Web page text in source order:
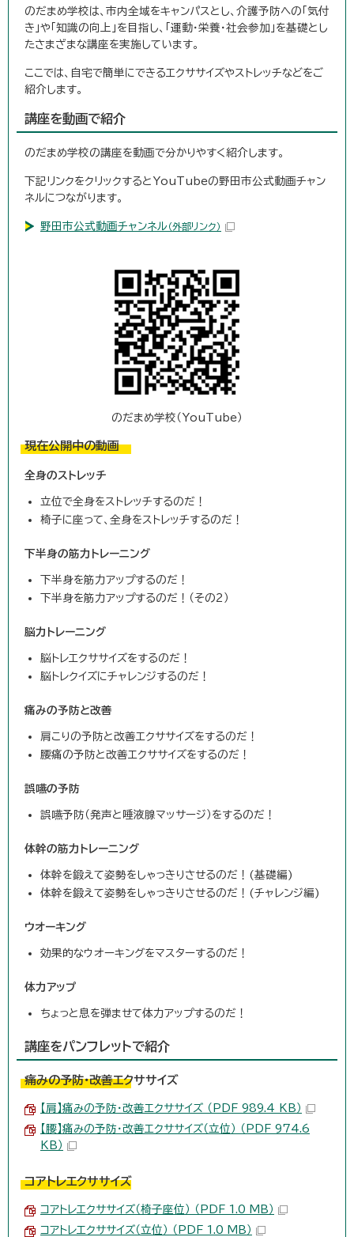
のだまめ学校は、市内全域をキャンパスとし、介護予防への「気付
き」や「知識の向上」を目指し、「運動・栄養・社会参加」を基礎とし
たさまざまな講座を実施しています。
ここでは、自宅で簡単にできるエクササイズやストレッチなどをご
紹介します。
講座を動画で紹介
のだまめ学校の講座を動画で分かりやすく紹介します。
下記リンクをクリックするとYouTubeの野田市公式動画チャン
ネルにつながります。
野田市公式動画チャンネル （外部リンク）
のだまめ学校（YouTube）
現在公開中の動画
全身のストレッチ
立位で全身をストレッチするのだ！
椅子に座って、全身をストレッチするのだ！
下半身の筋力トレーニング
下半身を筋力アップするのだ！
下半身を筋力アップするのだ！（その2）
脳力トレーニング
脳トレエクササイズをするのだ！
脳トレクイズにチャレンジするのだ！
痛みの予防と改善
肩こりの予防と改善エクササイズをするのだ！
腰痛の予防と改善エクササイズをするのだ！
誤嚥の予防
誤嚥予防（発声と唾液腺マッサージ）をするのだ！
体幹の筋力トレーニング
体幹を鍛えて姿勢をしゃっきりさせるのだ！(基礎編)
体幹を鍛えて姿勢をしゃっきりさせるのだ！(チャレンジ編)
ウオーキング
効果的なウオーキングをマスターするのだ！
体力アップ
ちょっと息を弾ませて体力アップするのだ！
講座をパンフレットで紹介
痛みの予防・改善エクササイズ
【肩】痛みの予防・改善エクササイズ （PDF 989.4 KB）
【腰】痛みの予防・改善エクササイズ（立位） （PDF 974.6
KB）
コアトレエクササイズ
コアトレエクササイズ（椅子座位） （PDF 1.0 MB）
コアトレエクササイズ（立位） （PDF 1.0 MB）